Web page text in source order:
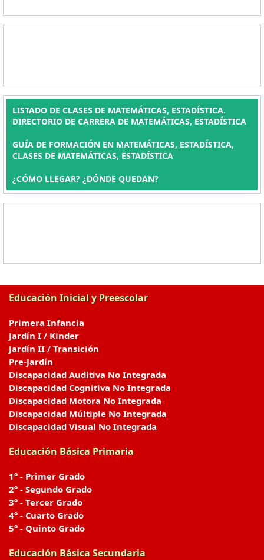
LISTADO DE CLASES DE MATEMÁTICAS, ESTADÍSTICA.
DIRECTORIO DE CARRERA DE MATEMÁTICAS, ESTADÍSTICA
GUÍA DE FORMACIÓN EN MATEMÁTICAS, ESTADÍSTICA,
CLASES DE MATEMÁTICAS, ESTADÍSTICA
¿CÓMO LLEGAR? ¿DÓNDE QUEDAN?
Educación Inicial y Preescolar
Primera Infancia
Jardín I / Kinder
Jardín II / Transición
Pre-Jardín
Discapacidad Auditiva No Integrada
Discapacidad Cognitiva No Integrada
Discapacidad Motora No Integrada
Discapacidad Múltiple No Integrada
Discapacidad Visual No Integrada
Educación Básica Primaria
1° - Primer Grado
2° - Segundo Grado
3° - Tercer Grado
4° - Cuarto Grado
5° - Quinto Grado
Educación Básica Secundaria